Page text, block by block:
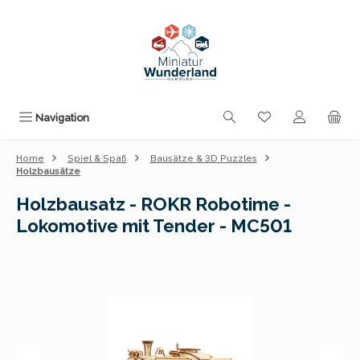
Navigation Du hast 0
Home Spiel & Spaß
Bausätze & 3D Puzzles
Holzbausätze
Holzbausatz - ROKR Robotime -
Lokomotive mit Tender - MC501